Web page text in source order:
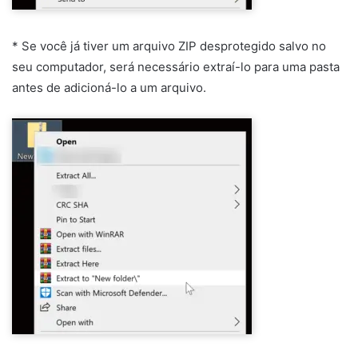
* Se você já tiver um arquivo ZIP desprotegido salvo no
seu computador, será necessário extraí-lo para uma pasta
antes de adicioná-lo a um arquivo.